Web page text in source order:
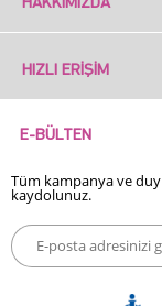
HAKKIMIZDA
HIZLI ERIŞIM
E-BÜLTEN
Tüm kampanya ve
kaydolunuz.